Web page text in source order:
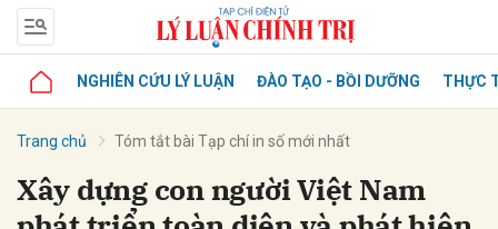
NGHIÊN CỨU LÝ LUẬN ĐÀO TẠO - BỒI DƯỠNG THỰC
Trang chủ Tóm tắt bài Tạp chí in số mới nhất
Xây dựng con người Việt Nam